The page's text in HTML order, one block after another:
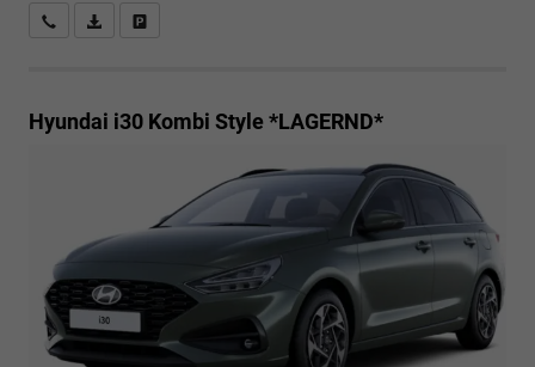
Rückrufbitte absenden
PDF-Datei, Fahrzeugexposé drucken
Hyundai i30 Kombi Style *LAGERND*